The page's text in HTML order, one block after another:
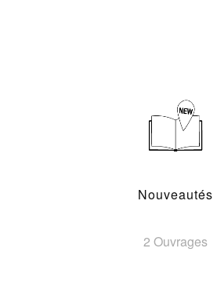
Nouveautés
2 Ouvrages